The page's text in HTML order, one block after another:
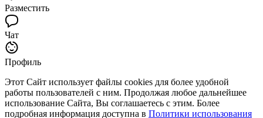
Разместить
Чат
Профиль
Этот Сайт использует файлы cookies для более удобной
работы пользователей с ним. Продолжая любое дальнейшее
использование Сайта, Вы соглашаетесь с этим. Более
подробная информация доступна в Политики использования